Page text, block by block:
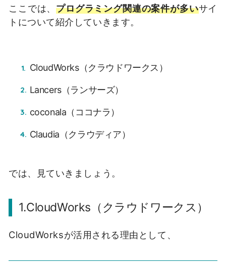
ここでは、プログラミング関連の案件が多いサイ
トについて紹介していきます。
CloudWorks（クラウドワークス）
Lancers（ランサーズ）
coconala（ココナラ）
Claudia（クラウディア）
では、見ていきましょう。
1.CloudWorks（クラウドワークス）
CloudWorksが活用される理由として、